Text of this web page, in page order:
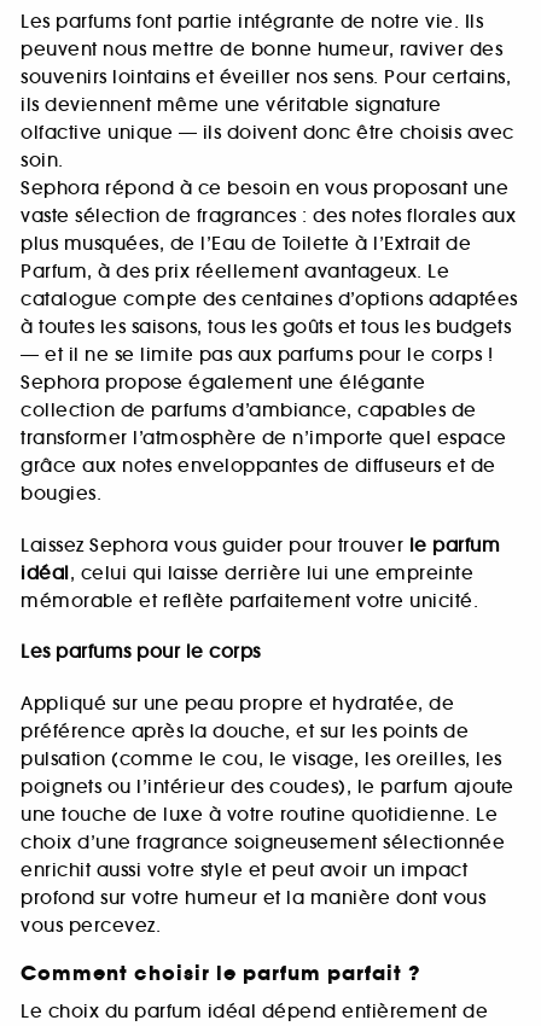
Les parfums font partie intégrante de notre vie. Ils
peuvent nous mettre de bonne humeur, raviver des
souvenirs lointains et éveiller nos sens. Pour certains,
ils deviennent même une véritable signature
olfactive unique — ils doivent donc être choisis avec
soin.
Sephora répond à ce besoin en vous proposant une
vaste sélection de fragrances : des notes florales aux
plus musquées, de l’Eau de Toilette à l’Extrait de
Parfum, à des prix réellement avantageux. Le
catalogue compte des centaines d’options adaptées
à toutes les saisons, tous les goûts et tous les budgets
— et il ne se limite pas aux parfums pour le corps !
Sephora propose également une élégante
collection de parfums d’ambiance, capables de
transformer l’atmosphère de n’importe quel espace
grâce aux notes enveloppantes de diffuseurs et de
bougies.
Laissez Sephora vous guider pour trouver le parfum
idéal, celui qui laisse derrière lui une empreinte
mémorable et reflète parfaitement votre unicité.
Les parfums pour le corps
Appliqué sur une peau propre et hydratée, de
préférence après la douche, et sur les points de
pulsation (comme le cou, le visage, les oreilles, les
poignets ou l’intérieur des coudes), le parfum ajoute
une touche de luxe à votre routine quotidienne. Le
choix d’une fragrance soigneusement sélectionnée
enrichit aussi votre style et peut avoir un impact
profond sur votre humeur et la manière dont vous
vous percevez.
Comment choisir le parfum parfait ?
Le choix du parfum idéal dépend entièrement de